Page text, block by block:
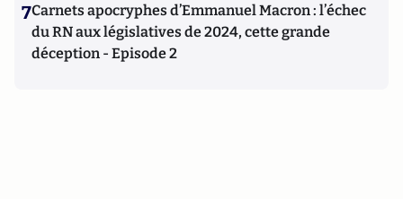
7Carnets apocryphes d’Emmanuel Macron : l’échec
du RN aux législatives de 2024, cette grande
déception - Episode 2